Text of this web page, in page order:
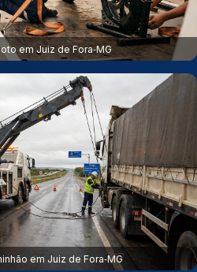
em Juiz de Fora‑MG
em Juiz de Fora‑MG